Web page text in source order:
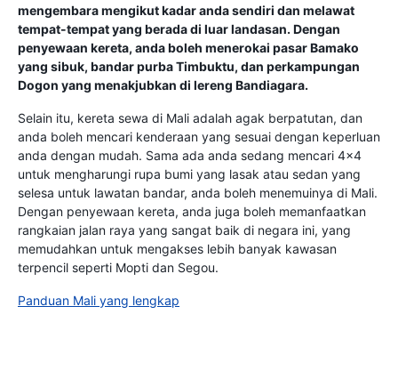
mengembara mengikut kadar anda sendiri dan melawat
tempat-tempat yang berada di luar landasan. Dengan
penyewaan kereta, anda boleh menerokai pasar Bamako
yang sibuk, bandar purba Timbuktu, dan perkampungan
Dogon yang menakjubkan di lereng Bandiagara.
Selain itu, kereta sewa di Mali adalah agak berpatutan, dan
anda boleh mencari kenderaan yang sesuai dengan keperluan
anda dengan mudah. Sama ada anda sedang mencari 4x4
untuk mengharungi rupa bumi yang lasak atau sedan yang
selesa untuk lawatan bandar, anda boleh menemuinya di Mali.
Dengan penyewaan kereta, anda juga boleh memanfaatkan
rangkaian jalan raya yang sangat baik di negara ini, yang
memudahkan untuk mengakses lebih banyak kawasan
terpencil seperti Mopti dan Segou.
Panduan Mali yang lengkap